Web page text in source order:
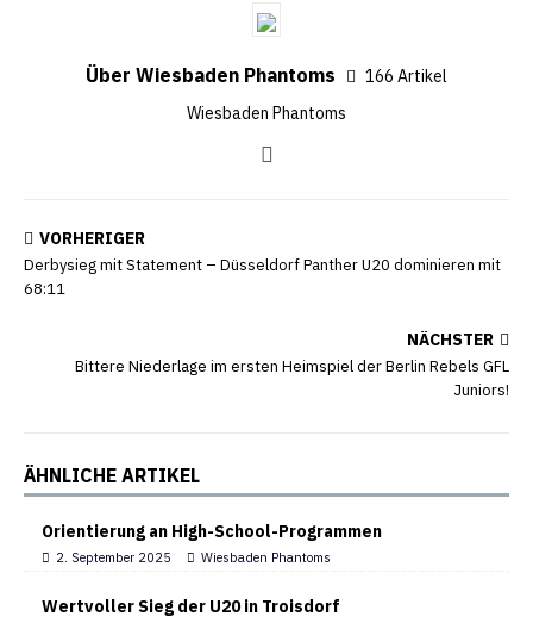
Über Wiesbaden Phantoms
166 Artikel
Wiesbaden Phantoms
VORHERIGER
Derbysieg mit Statement – Düsseldorf Panther U20 dominieren mit
68:11
NÄCHSTER
Bittere Niederlage im ersten Heimspiel der Berlin Rebels GFL
Juniors!
ÄHNLICHE ARTIKEL
Orientierung an High-School-Programmen
2. September 2025 Wiesbaden Phantoms
Wertvoller Sieg der U20 in Troisdorf